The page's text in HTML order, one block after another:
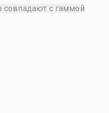
совпадают с гаммой